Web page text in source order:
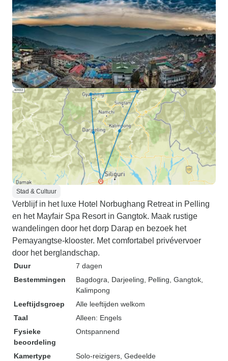
Stad & Cultuur
Verblijf in het luxe Hotel Norbughang Retreat in Pelling
en het Mayfair Spa Resort in Gangtok. Maak rustige
wandelingen door het dorp Darap en bezoek het
Pemayangtse-klooster. Met comfortabel privévervoer
door het berglandschap.
Duur
7 dagen
Bestemmingen
Bagdogra , Darjeeling , Pelling , Gangtok
Kalimpong
Leeftijdsgroep
Alle leeftijden welkom
Taal
Alleen: Engels
Fysieke
beoordeling
Ontspannend
Kamertype
Solo-reizigers, Gedeelde